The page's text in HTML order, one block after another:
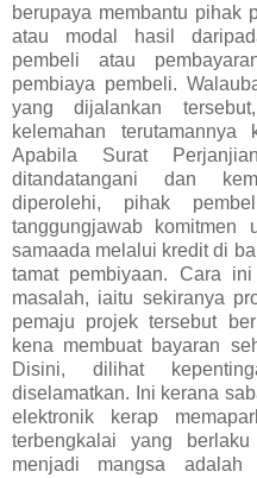
berupaya membantu pihak
atau modal hasil
pembeli atau
pembiaya pembeli.
yang dijalankan
kelemahan terutamannya
Apabila Surat
ditandatangani dan
diperolehi, pihak
tanggungjawab komitmen
samaada melalui kredit di
tamat pembiyaan. Cara
masalah, iaitu sekiranya
pemaju projek tersebut
kena membuat bayaran
Disini, dilihat
diselamatkan. Ini kerana
elektronik kerap
terbengkalai yang
menjadi mangsa adalah